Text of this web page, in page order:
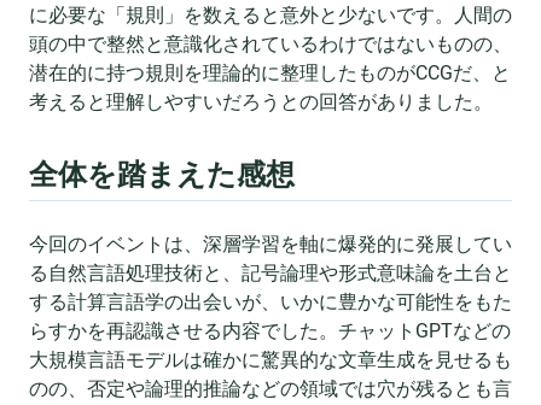
に必要な「規則」を数えると意外と少ないです。人間の
頭の中で整然と意識化されているわけではないものの、
潜在的に持つ規則を理論的に整理したものがCCGだ、と
考えると理解しやすいだろうとの回答がありました。
全体を踏まえた感想
今回のイベントは、深層学習を軸に爆発的に発展してい
る自然言語処理技術と、記号論理や形式意味論を土台と
する計算言語学の出会いが、いかに豊かな可能性をもた
らすかを再認識させる内容でした。チャットGPTなどの
大規模言語モデルは確かに驚異的な文章生成を見せるも
のの、否定や論理的推論などの領域では穴が残るとも言